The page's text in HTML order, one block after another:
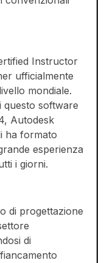
Instructor
ufficialmente
mondiale.
questo software
Autodesk
ha formato
esperienza
i giorni.
di progettazione
di